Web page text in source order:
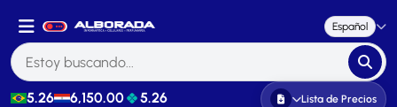
Español
5.26 6,150.00 5.26 Lista de Precios